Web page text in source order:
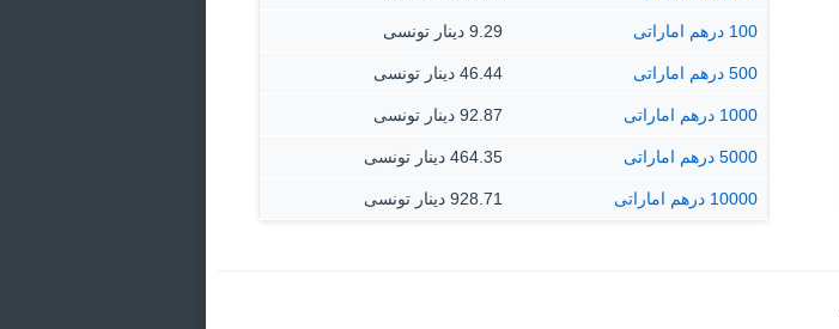
100 درهم اماراتى 9.29 دينار تونسى
500 درهم اماراتى 46.44 دينار تونسى
1000 درهم اماراتى 92.87 دينار تونسى
5000 درهم اماراتى 464.35 دينار تونسى
10000 درهم اماراتى 928.71 دينار تونسى